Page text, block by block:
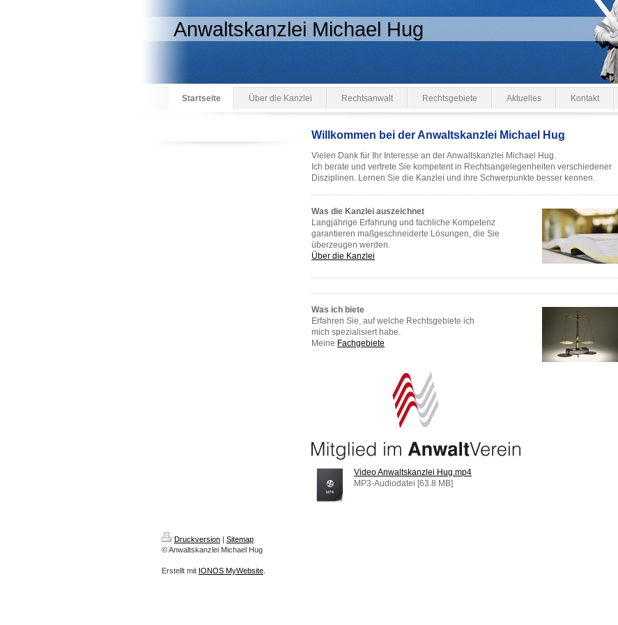
Anwaltskanzlei Michael Hug
Startseite Über die Kanzlei Rechtsanwalt Rechtsgebiete Aktuelles Kontakt
Willkommen bei der Anwaltskanzlei Michael Hug
Vielen Dank für Ihr Interesse an der Anwaltskanzlei Michael Hug.
Ich berate und vertrete Sie kompetent in Rechtsangelegenheiten verschiedener
Disziplinen. Lernen Sie die Kanzlei und ihre Schwerpunkte besser kennen.
Was die Kanzlei auszeichnet
Langjährige Erfahrung und fachliche Kompetenz
garantieren maßgeschneiderte Lösungen, die Sie
überzeugen werden.
Über die Kanzlei
Was ich biete
Erfahren Sie, auf welche Rechtsgebiete ich
mich spezialisiert habe.
Meine Fachgebiete
Video Anwaltskanzlei Hug.mp4
MP3-Audiodatei [63.8 MB]
Druckversion | Sitemap
© Anwaltskanzlei Michael Hug
Erstellt mit IONOS MyWebsite